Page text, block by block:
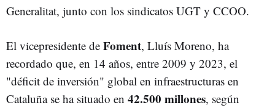
Generalitat, junto con los sindicatos UGT y CCOO.
El vicepresidente de Foment, Lluís Moreno, ha
recordado que, en 14 años, entre 2009 y 2023, el
"déficit de inversión" global en infraestructuras en
Cataluña se ha situado en 42.500 millones, según